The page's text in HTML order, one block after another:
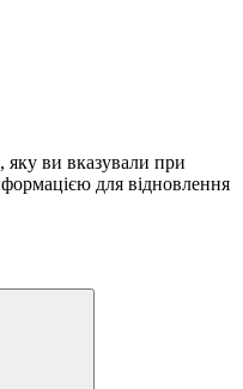
яку ви вказували при
для відновлення